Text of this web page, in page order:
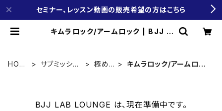
セミナー、レッスン動画の販売希望の方はこちら
キムラロック/アームロック | BJJ L
HOM
サブミッショ
極め
キムラロック/アームロッ
BJJ LAB LOUNGE は、現在準備中です。